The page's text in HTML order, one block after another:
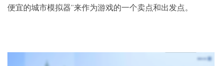
便宜的城市模拟器”来作为游戏的一个卖点和出发点。